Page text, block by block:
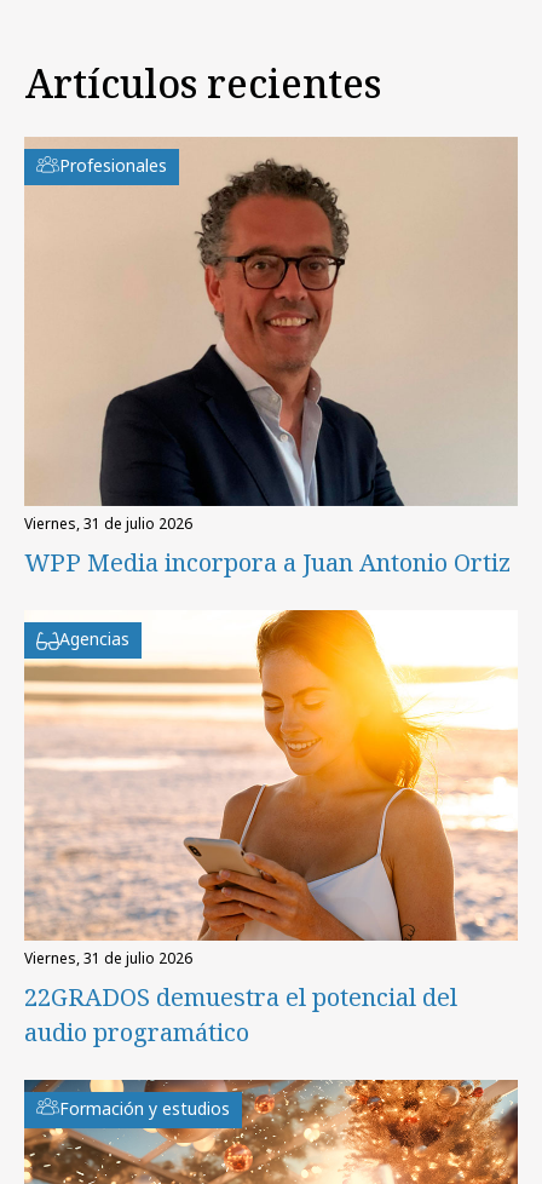
Artículos recientes
Profesionales
viernes, 31 de julio 2026
WPP Media incorpora a Juan Antonio Ortiz
Agencias
viernes, 31 de julio 2026
22GRADOS demuestra el potencial del
audio programático
Formación y estudios